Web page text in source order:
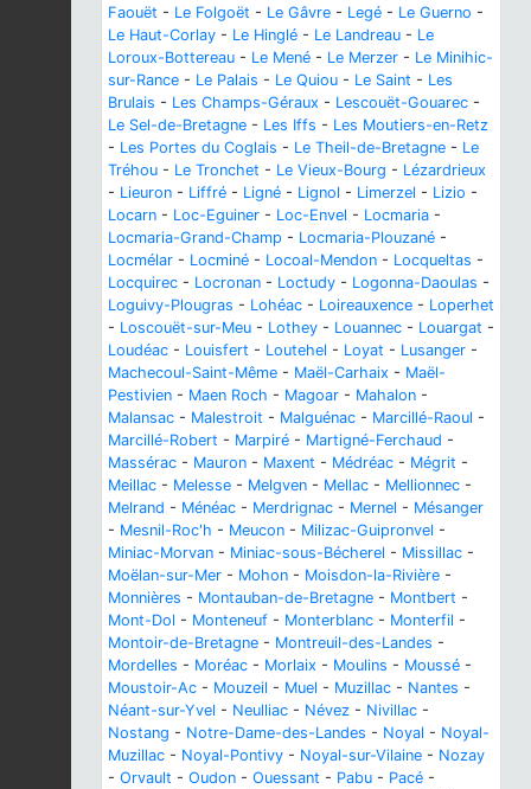
Faouët - Le Folgoët - Le Gâvre - Legé - Le Guerno -
Le Haut-Corlay - Le Hinglé - Le Landreau - Le
Loroux-Bottereau - Le Mené - Le Merzer - Le Minihic-
sur-Rance - Le Palais - Le Quiou - Le Saint - Les
Brulais - Les Champs-Géraux - Lescouët-Gouarec -
Le Sel-de-Bretagne - Les Iffs - Les Moutiers-en-Retz
- Les Portes du Coglais - Le Theil-de-Bretagne - Le
Tréhou - Le Tronchet - Le Vieux-Bourg - Lézardrieux
- Lieuron - Liffré - Ligné - Lignol - Limerzel - Lizio -
Locarn - Loc-Eguiner - Loc-Envel - Locmaria -
Locmaria-Grand-Champ - Locmaria-Plouzané -
Locmélar - Locminé - Locoal-Mendon - Locqueltas -
Locquirec - Locronan - Loctudy - Logonna-Daoulas -
Loguivy-Plougras - Lohéac - Loireauxence - Loperhet
- Loscouët-sur-Meu - Lothey - Louannec - Louargat -
Loudéac - Louisfert - Loutehel - Loyat - Lusanger -
Machecoul-Saint-Même - Maël-Carhaix - Maël-
Pestivien - Maen Roch - Magoar - Mahalon -
Malansac - Malestroit - Malguénac - Marcillé-Raoul -
Marcillé-Robert - Marpiré - Martigné-Ferchaud -
Massérac - Mauron - Maxent - Médréac - Mégrit -
Meillac - Melesse - Melgven - Mellac - Mellionnec -
Melrand - Ménéac - Merdrignac - Mernel - Mésanger
- Mesnil-Roc'h - Meucon - Milizac-Guipronvel -
Miniac-Morvan - Miniac-sous-Bécherel - Missillac -
Moëlan-sur-Mer - Mohon - Moisdon-la-Rivière -
Monnières - Montauban-de-Bretagne - Montbert -
Mont-Dol - Monteneuf - Monterblanc - Monterfil -
Montoir-de-Bretagne - Montreuil-des-Landes -
Mordelles - Moréac - Morlaix - Moulins - Moussé -
Moustoir-Ac - Mouzeil - Muel - Muzillac - Nantes -
Néant-sur-Yvel - Neulliac - Névez - Nivillac -
Nostang - Notre-Dame-des-Landes - Noyal - Noyal-
Muzillac - Noyal-Pontivy - Noyal-sur-Vilaine - Nozay
- Orvault - Oudon - Ouessant - Pabu - Pacé -